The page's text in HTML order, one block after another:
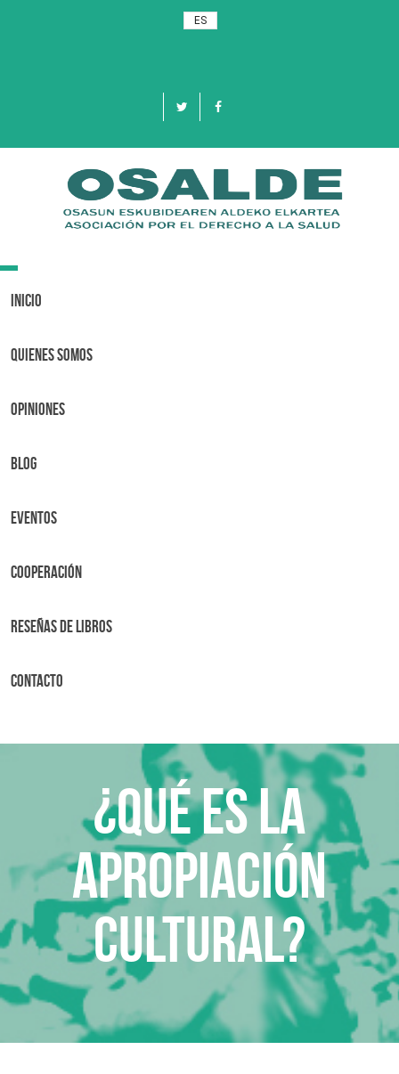
ES
Toggle
Inicio
Quienes Somos
OPINIONES
BLOG
Eventos
Cooperación
Reseñas de libros
Contacto
¿Qué es la
apropiación
cultural?